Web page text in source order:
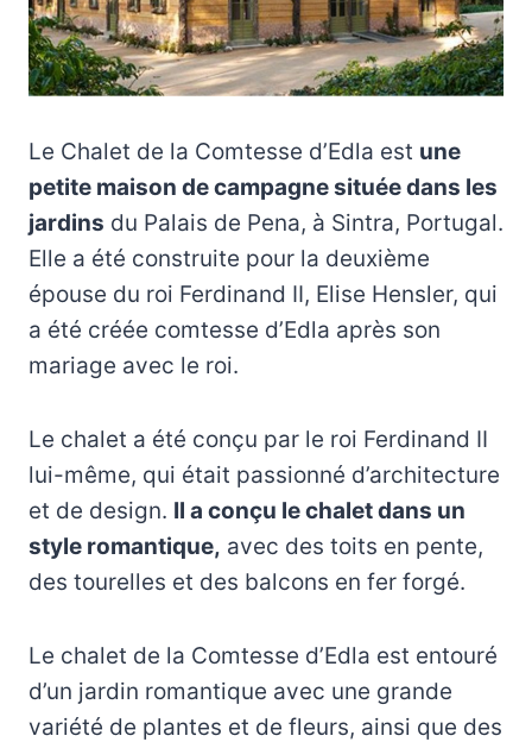
Le Chalet de la Comtesse d’Edla est une
petite maison de campagne située dans les
jardins du Palais de Pena, à Sintra, Portugal.
Elle a été construite pour la deuxième
épouse du roi Ferdinand II, Elise Hensler, qui
a été créée comtesse d’Edla après son
mariage avec le roi.
Le chalet a été conçu par le roi Ferdinand II
lui-même, qui était passionné d’architecture
et de design. Il a conçu le chalet dans un
style romantique, avec des toits en pente,
des tourelles et des balcons en fer forgé.
Le chalet de la Comtesse d’Edla est entouré
d’un jardin romantique avec une grande
variété de plantes et de fleurs, ainsi que des